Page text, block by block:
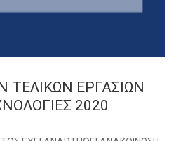
ΕΡΓΑΣΙΩΝ
2020